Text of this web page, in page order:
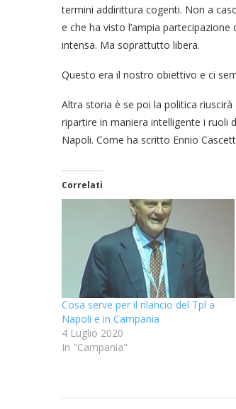
termini addirittura cogenti. Non a
e che ha visto l’ampia
intensa. Ma soprattutto libera.
Questo era il nostro obiettivo e ci
Altra storia è se poi la politica
ripartire in maniera intelligente i ruoli
Napoli. Come ha scritto Ennio
Correlati
Cosa serve per il rilancio del Tpl a
Napoli e in Campania
4 Luglio 2020
In "Campania"